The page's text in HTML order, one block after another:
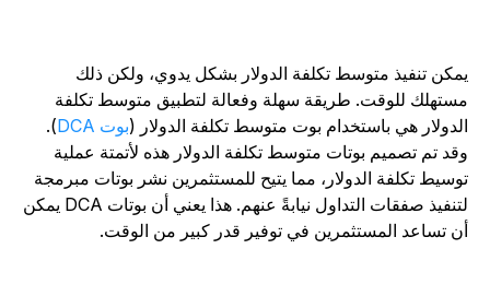
تنفيذ متوسط تكلفة الدولار بشكل يدوي، ولكن ذلك
للوقت. طريقة سهلة وفعالة لتطبيق متوسط تكلفة
هي باستخدام بوت متوسط تكلفة الدولار (بوت DCA
).
تم تصميم بوتات متوسط تكلفة الدولار هذه لأتمتة عملية
تكلفة الدولار، مما يتيح للمستثمرين نشر بوتات مبرمجة
لتنفيذ صفقات التداول نيابةً عنهم. هذا يعني أن بوتات DCA يمكن
تساعد المستثمرين في توفير قدر كبير من الوقت.